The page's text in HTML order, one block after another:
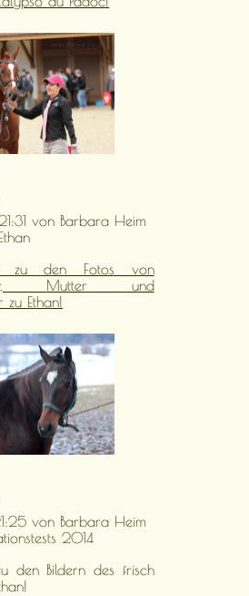
Padoc
von Barbara Heim
zu den Fotos von
Mutter und
zu Ethan!
von Barbara Heim
2014
den Bildern des frisch